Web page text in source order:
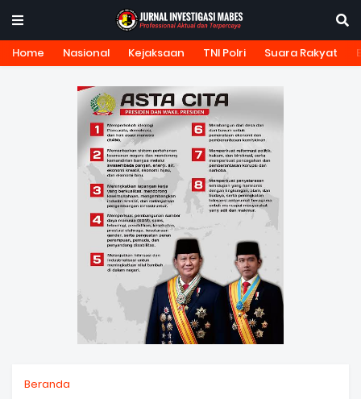
Home Nasional Kejaksaan TNI Polri Suara Rakyat
Beranda